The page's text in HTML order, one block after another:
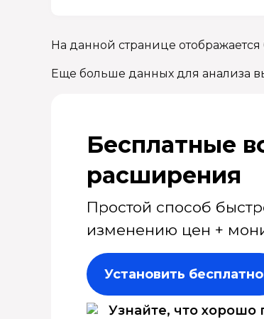
На данной странице
Еще больше данных для анализа
Бесплатные
расширения
Простой способ
изменению цен +
Установить бесплатно
Узнайте, что хорошо